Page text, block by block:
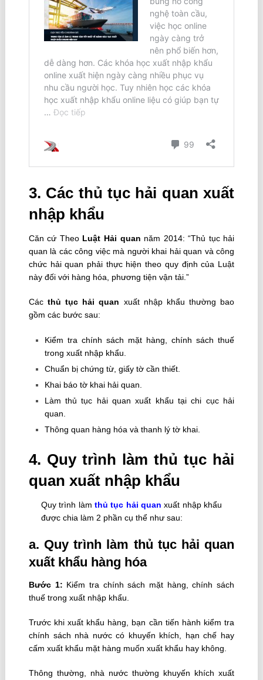
3. Các thủ tục hải quan xuất
nhập khẩu
Căn cứ Theo Luật Hải quan năm 2014: “Thủ tục hải
quan là các công việc mà người khai hải quan và công
chức hải quan phải thực hiện theo quy định của Luật
này đối với hàng hóa, phương tiện vận tải.”
Cácthủ tục hải quan xuất nhập khẩu thường bao
gồm các bước sau:
Kiểm tra chính sách mặt hàng, chính sách thuế
trong xuất nhập khẩu.
Chuẩn bị chứng từ, giấy tờ cần thiết.
Khai báo tờ khai hải quan.
Làm thủ tục hải quan xuất khẩu tại chi cục hải
quan.
Thông quan hàng hóa và thanh lý tờ khai.
4. Quy trình làm thủ tục hải
quan xuất nhập khẩu
Quy trình làm thủ tục hải quan xuất nhập khẩu
được chia làm 2 phần cụ thể như sau:
a. Quy trình làm thủ tục hải quan
xuất khẩu hàng hóa
Bước 1: Kiểm tra chính sách mặt hàng, chính sách
thuế trong xuất nhập khẩu.
Trước khi xuất khẩu hàng, bạn cần tiến hành kiểm tra
chính sách nhà nước có khuyến khích, hạn chế hay
cấm xuất khẩu mặt hàng muốn xuất khẩu hay không.
Thông thường, nhà nước thường khuyến khích xuất